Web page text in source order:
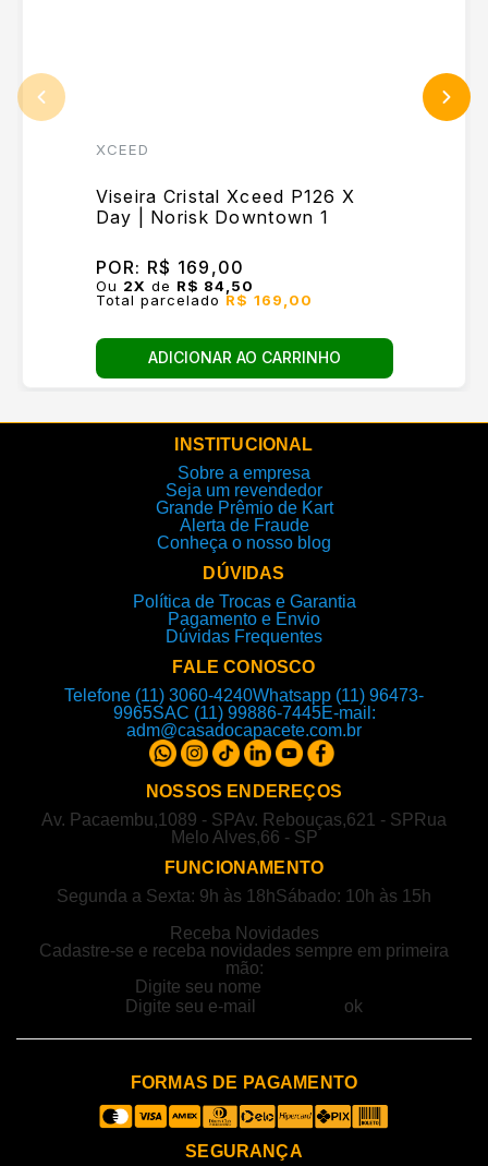
XCEED
Viseira Cristal Xceed P126 X
Day | Norisk Downtown 1
POR: R$ 169,00
Ou 2X de R$ 84,50
Total parceladoR$ 169,00
ADICIONAR AO CARRINHO
INSTITUCIONAL
Sobre a empresa
Seja um revendedor
Grande Prêmio de Kart
Alerta de Fraude
Conheça o nosso blog
DÚVIDAS
Política de Trocas e Garantia
Pagamento e Envio
Dúvidas Frequentes
FALE CONOSCO
Telefone (11) 3060-4240Whatsapp (11) 96473-
9965SAC (11) 99886-7445E-mail:
adm@casadocapacete.com.br
NOSSOS ENDEREÇOS
Av. Pacaembu,1089 - SPAv. Rebouças,621 - SP Rua
Melo Alves,66 - SP
FUNCIONAMENTO
Segunda a Sexta: 9h às 18hSábado: 10h às 15h
Receba Novidades
Cadastre-se e receba novidades sempre em primeira
mão:
FORMAS DE PAGAMENTO
SEGURANÇA